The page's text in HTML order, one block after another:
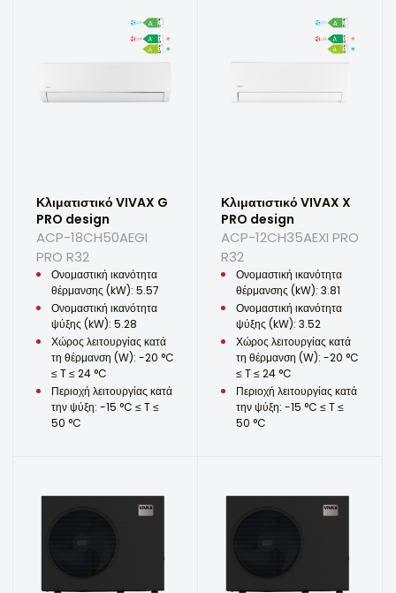
Κλιματιστικό VIVAX G
PRO design
ACP-18CH50AEGI
PRO R32
Ονομαστική ικανότητα
θέρμανσης (kW): 5.57
Ονομαστική ικανότητα
ψύξης (kW): 5.28
Χώρος λειτουργίας κατά
τη θέρμανση (W): -20 °C
≤ T ≤ 24 °C
Περιοχή λειτουργίας κατά
την ψύξη: -15 °C ≤ T ≤
50 °C
Κλιματιστικό VIVAX X
PRO design
ACP-12CH35AEXI PRO
R32
Ονομαστική ικανότητα
θέρμανσης (kW): 3.81
Ονομαστική ικανότητα
ψύξης (kW): 3.52
Χώρος λειτουργίας κατά
τη θέρμανση (W): -20 °C
≤ T ≤ 24 °C
Περιοχή λειτουργίας κατά
την ψύξη: -15 °C ≤ T ≤
50 °C